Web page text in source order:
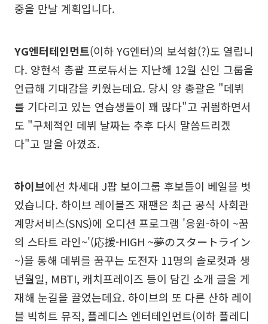
중을 만날 계획입니다.
YG엔터테인먼트(이하 YG엔터)의 보석함(?)도 열립니
다. 양현석 총괄 프로듀서는 지난해 12월 신인 그룹을
언급해 기대감을 키웠는데요. 당시 양 총괄은 "데뷔
를 기다리고 있는 연습생들이 꽤 많다"고 귀띔하면서
도 "구체적인 데뷔 날짜는 추후 다시 말씀드리겠
다"고 말을 아꼈죠.
하이브에선 차세대 J팝 보이그룹 후보들이 베일을 벗
었습니다. 하이브 레이블즈 재팬은 최근 공식 사회관
계망서비스(SNS)에 오디션 프로그램 '응원-하이 ~꿈
의 스타트 라인~'(応援-HIGH ~夢のスタートライン
~)을 통해 데뷔를 꿈꾸는 도전자 11명의 솔로컷과 생
년월일, MBTI, 캐치프레이즈 등이 담긴 소개 글을 게
재해 눈길을 끌었는데요. 하이브의 또 다른 산하 레이
블 빅히트 뮤직, 플레디스 엔터테인먼트(이하 플레디